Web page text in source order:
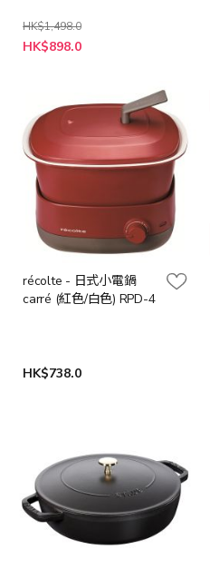
HK$1,498.0
HK$898.0
récolte - 日式小電鍋
carré (紅色/白色) RPD-4
HK$738.0